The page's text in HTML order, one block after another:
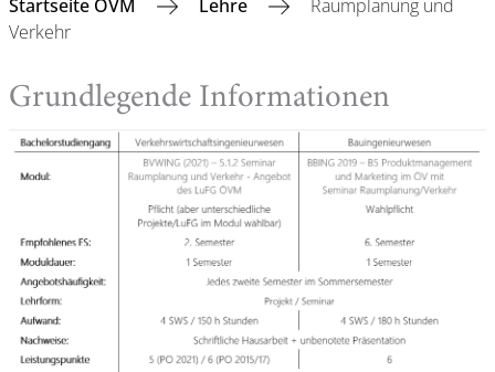
Startseite ÖVM Lehre
Raumplanung und
Verkehr
Grundlegende Informationen